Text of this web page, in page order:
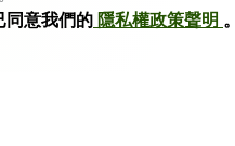
同意我們的隱私權政策聲明 。